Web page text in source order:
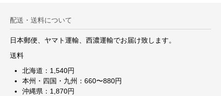
配送・送料について
日本郵便、ヤマト運輸、西濃運輸でお届け致します。
送料
北海道：1,540円
本州・四国・九州：660〜880円
沖縄県：1,870円